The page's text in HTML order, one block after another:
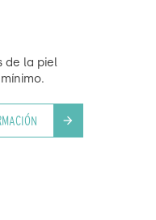
de la piel
arrow_forward